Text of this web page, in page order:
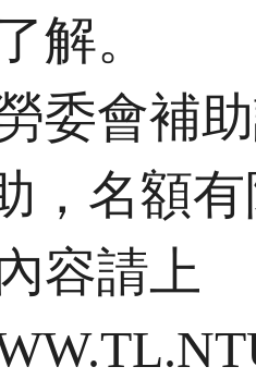
解。
委會補
，名額
容請上